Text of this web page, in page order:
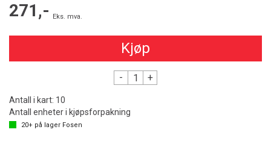
271,- Eks. mva.
Kjøp
- +
Antall i kart: 10
Antall enheter i kjøpsforpakning
20+ på lager Fosen